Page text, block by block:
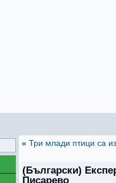
« Три млади птици са
(Български)
Писарево